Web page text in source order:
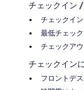
チェックイン
チェックイ
最低チェッ
チェックア
チェックイン
フロントデ